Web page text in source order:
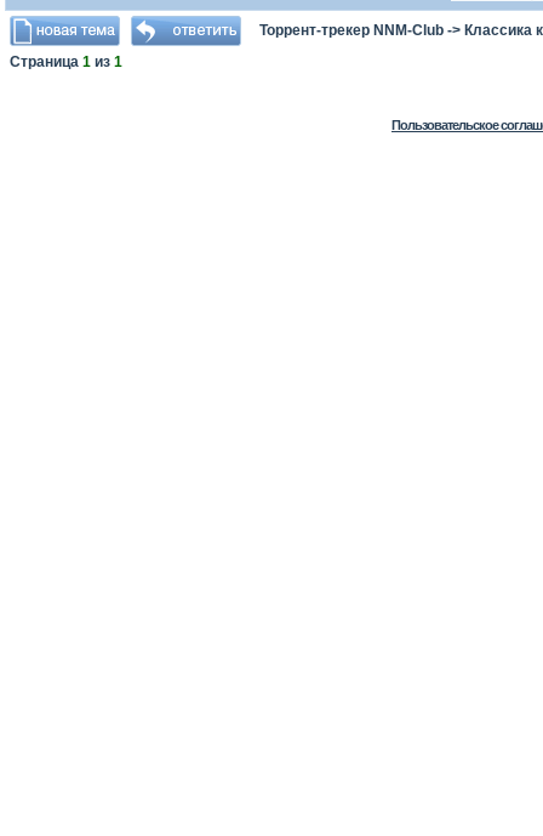
Торрент-трекер NNM-Club -> Классика
Страница 1 из 1
Пользовательское